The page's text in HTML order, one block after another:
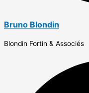
Bruno Blondin
Blondin Fortin & Associés